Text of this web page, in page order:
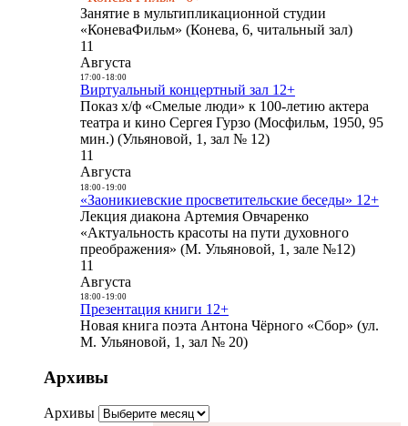
Занятие в мультипликационной студии
«КоневаФильм» (Конева, 6, читальный зал)
11
Августа
17:00- 18:00
Виртуальный концертный зал 12+
Показ х/ф «Смелые люди» к 100-летию актера
театра и кино Сергея Гурзо (Мосфильм, 1950, 95
мин.) (Ульяновой, 1, зал № 12)
11
Августа
18:00- 19:00
«Заоникиевские просветительские беседы» 12+
Лекция диакона Артемия Овчаренко
«Актуальность красоты на пути духовного
преображения» (М. Ульяновой, 1, зале №12)
11
Августа
18:00- 19:00
Презентация книги 12+
Новая книга поэта Антона Чёрного «Сбор» (ул.
М. Ульяновой, 1, зал № 20)
Архивы
Архивы